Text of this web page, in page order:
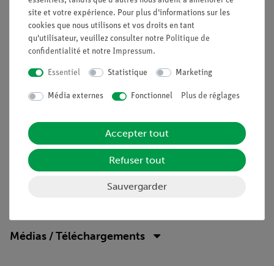
aimant avec un seul pôle.
Avantages
des phénomènes magnétiques
Objectifs
Existe-t-il des aimants avec un seul pôle ? Cherchez à savoir
si, lorsqu'on divise un aimant, on obtient deux aimants ayant
chacun un seul pôle.
Médias / Téléchargements
site et votre expérience. Pour plus d'informations sur les
cookies que nous utilisons et vos droits en tant
qu'utilisateur, veuillez consulter notre Politique de
confidentialité et notre Impressum.
Essentiel Statistique Marketing
Média externes Fonctionnel Plus de réglages
Accepter tout
Refuser tout
Sauvergarder